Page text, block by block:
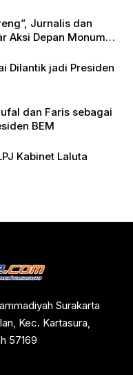
Jurnalis dan
Aksi Depan Monumen
Dilantik jadi Presiden
dan Faris sebagai
BEM
Kabinet Laluta
Surakarta
Kec. Kartasura,
57169